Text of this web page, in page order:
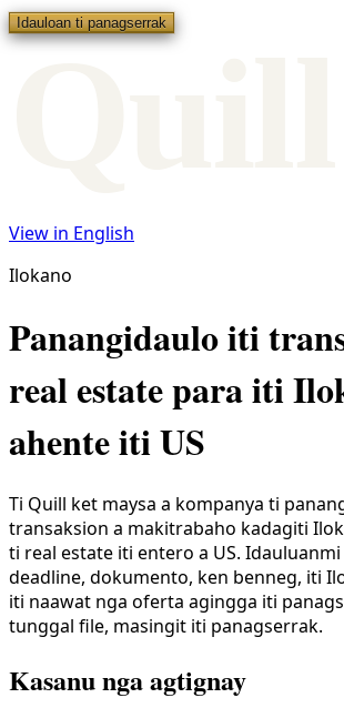
Idauloan ti panagserrak
View in English
Ilokano
Panangidaulo iti
real estate para iti
ahente iti US
Ti Quill ket maysa a kompanya ti
transaksion a makitrabaho kadagiti
ti real estate iti entero a US.
deadline, dokumento, ken benneg, iti
iti naawat nga oferta agingga iti
tunggal file, masingit iti panagserrak.
Kasanu nga agtignay